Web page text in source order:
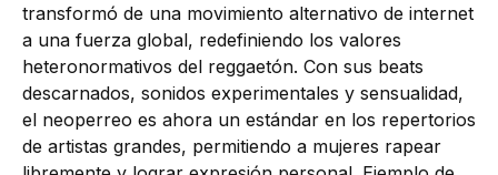
transformó de una movimiento alternativo de internet
a una fuerza global, redefiniendo los valores
heteronormativos del reggaetón. Con sus beats
descarnados, sonidos experimentales y sensualidad,
el neoperreo es ahora un estándar en los repertorios
de artistas grandes, permitiendo a mujeres rapear